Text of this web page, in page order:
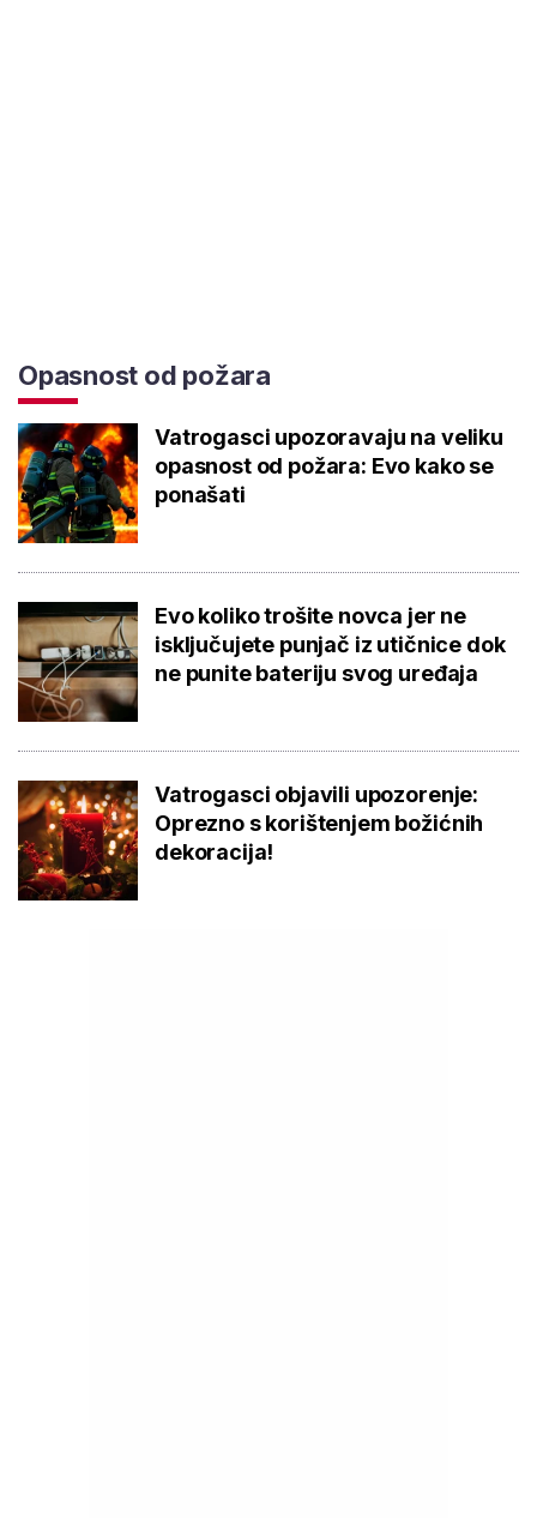
Opasnost od požara
Vatrogasci upozoravaju na veliku
opasnost od požara: Evo kako se
ponašati
Evo koliko trošite novca jer ne
isključujete punjač iz utičnice dok
ne punite bateriju svog uređaja
Vatrogasci objavili upozorenje:
Oprezno s korištenjem božićnih
dekoracija!